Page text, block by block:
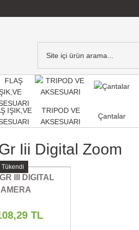
IŞIK,VE
TRIPOD VE
AKSESUARI
Çantalar
Iii Digital Zoom
Tükendi
III DIGITAL
TL